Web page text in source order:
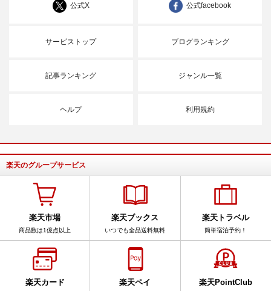
公式X 公式facebook
サービストップ ブログランキング
記事ランキング ジャンル一覧
ヘルプ 利用規約
楽天のグループサービス
楽天市場
商品数は1億点以上
楽天ブックス
いつでも全品送料無料
楽天トラベル
簡単宿泊予約！
楽天カード 楽天ペイ 楽天PointClub